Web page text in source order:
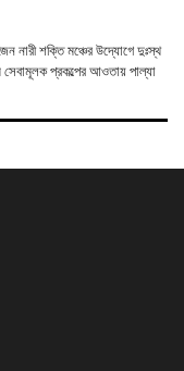
নারী শক্তি মঞ্চের উদ্যোগে দুঃস্থ
সেবামূলক প্রকল্পের আওতায় পাল্যা